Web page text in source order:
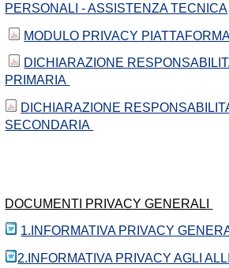
PERSONALI - ASSISTENZA TECNICA
MODULO PRIVACY
DICHIARAZIONE
PRIMARIA
DICHIARAZIONE
SECONDARIA
DOCUMENTI PRIVACY GENERALI
1.INFORMATIVA PRIVACY
2.INFORMATIVA PRIVACY AGLI